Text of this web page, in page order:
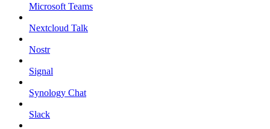
Microsoft Teams
Nextcloud Talk
Nostr
Signal
Synology Chat
Slack